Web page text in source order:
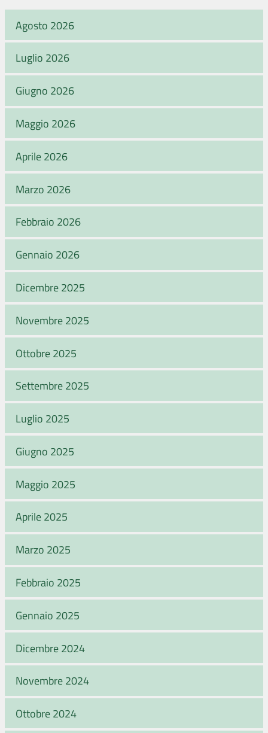
Agosto 2026
Luglio 2026
Giugno 2026
Maggio 2026
Aprile 2026
Marzo 2026
Febbraio 2026
Gennaio 2026
Dicembre 2025
Novembre 2025
Ottobre 2025
Settembre 2025
Luglio 2025
Giugno 2025
Maggio 2025
Aprile 2025
Marzo 2025
Febbraio 2025
Gennaio 2025
Dicembre 2024
Novembre 2024
Ottobre 2024